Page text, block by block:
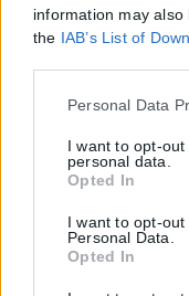
information may
the IAB’s List of
Please note that
but not limited to
click to grant or
tags to use your
Google consent
Personal Data
I want to opt-
personal data.
Opted In
I want to opt-
Personal Data.
Opted In